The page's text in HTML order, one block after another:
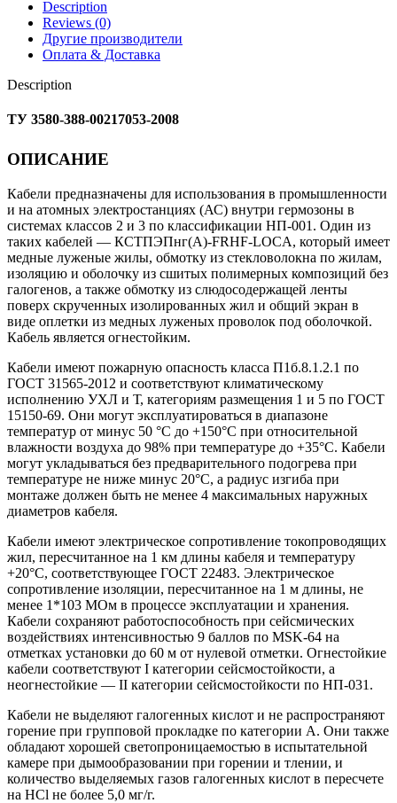
Description
Reviews (0)
Другие производители
Оплата & Доставка
Description
ТУ 3580-388-00217053-2008
ОПИСАНИЕ
Кабели предназначены для использования в промышленности
и на атомных электростанциях (АС) внутри гермозоны в
системах классов 2 и 3 по классификации НП-001. Один из
таких кабелей — КСТПЭПнг(А)-FRHF-LOCA, который имеет
медные луженые жилы, обмотку из стекловолокна по жилам,
изоляцию и оболочку из сшитых полимерных композиций без
галогенов, а также обмотку из слюдосодержащей ленты
поверх скрученных изолированных жил и общий экран в
виде оплетки из медных луженых проволок под оболочкой.
Кабель является огнестойким.
Кабели имеют пожарную опасность класса П1б.8.1.2.1 по
ГОСТ 31565-2012 и соответствуют климатическому
исполнению УХЛ и Т, категориям размещения 1 и 5 по ГОСТ
15150-69. Они могут эксплуатироваться в диапазоне
температур от минус 50 °C до +150°C при относительной
влажности воздуха до 98% при температуре до +35°C. Кабели
могут укладываться без предварительного подогрева при
температуре не ниже минус 20°C, а радиус изгиба при
монтаже должен быть не менее 4 максимальных наружных
диаметров кабеля.
Кабели имеют электрическое сопротивление токопроводящих
жил, пересчитанное на 1 км длины кабеля и температуру
+20°C, соответствующее ГОСТ 22483. Электрическое
сопротивление изоляции, пересчитанное на 1 м длины, не
менее 1*103 МОм в процессе эксплуатации и хранения.
Кабели сохраняют работоспособность при сейсмических
воздействиях интенсивностью 9 баллов по MSK-64 на
отметках установки до 60 м от нулевой отметки. Огнестойкие
кабели соответствуют I категории сейсмостойкости, а
неогнестойкие — II категории сейсмостойкости по НП-031.
Кабели не выделяют галогенных кислот и не распространяют
горение при групповой прокладке по категории А. Они также
обладают хорошей светопроницаемостью в испытательной
камере при дымообразовании при горении и тлении, и
количество выделяемых газов галогенных кислот в пересчете
на HCl не более 5,0 мг/г.